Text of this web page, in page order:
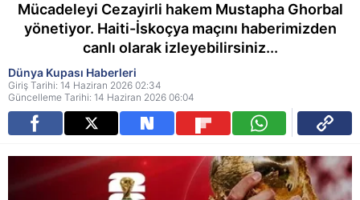
Mücadeleyi Cezayirli hakem Mustapha Ghorbal
yönetiyor. Haiti-İskoçya maçını haberimizden
canlı olarak izleyebilirsiniz...
Dünya Kupası Haberleri
Giriş Tarihi: 14 Haziran 2026 02:34
Güncelleme Tarihi: 14 Haziran 2026 06:04